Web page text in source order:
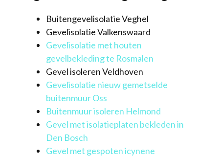
Buitengevelisolatie Veghel
Gevelisolatie Valkenswaard
Gevelisolatie met houten
gevelbekleding te Rosmalen
Gevel isoleren Veldhoven
Gevelisolatie nieuw gemetselde
buitenmuur Oss
Buitenmuur isoleren Helmond
Gevel met isolatieplaten bekleden in
Den Bosch
Gevel met gespoten icynene